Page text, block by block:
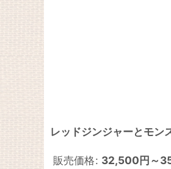
レッドジンジャーとモ
販売価格: 32,500円～